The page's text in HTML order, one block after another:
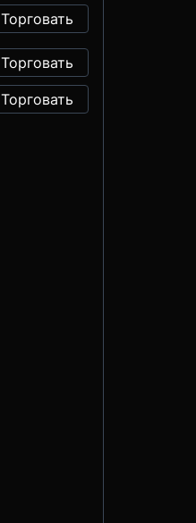
Торговать
Торговать
Торговать